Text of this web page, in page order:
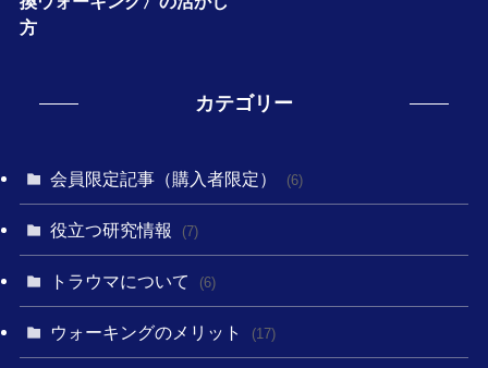
方
カテゴリー
会員限定記事（購入者限定） (6)
役立つ研究情報 (7)
トラウマについて (6)
ウォーキングのメリット (17)